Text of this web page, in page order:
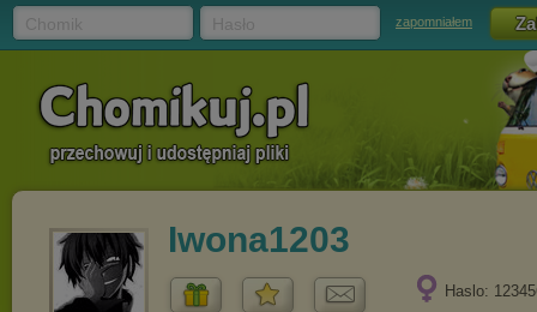
zapomniałem
Iwona1203
Haslo: